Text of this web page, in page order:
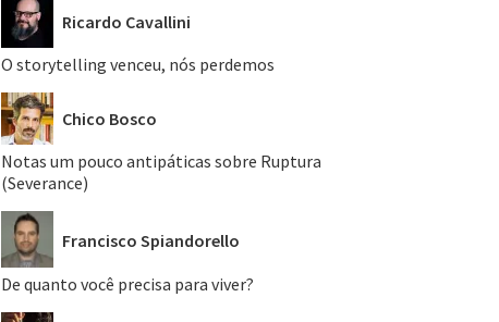
Ricardo Cavallini
O storytelling venceu, nós perdemos
Chico Bosco
Notas um pouco antipáticas sobre Ruptura
(Severance)
Francisco Spiandorello
De quanto você precisa para viver?